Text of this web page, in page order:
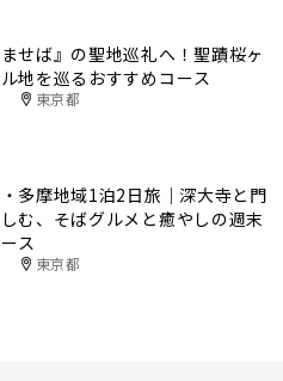
ませば』の聖地巡礼へ！聖蹟桜ヶ
地を巡るおすすめコース
東京都
多摩地域1泊2日旅｜深大寺と門
む、そばグルメと癒やしの週末
ス
東京都